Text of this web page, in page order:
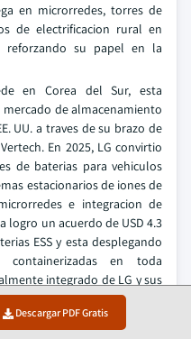
Descargar PDF Gratis
en microrredes, torres de
de electrificacion rural en
reforzando su papel en la
en Corea del Sur, esta
de almacenamiento
UU. a traves de su brazo de
En 2025, LG convirtio
de baterias para vehiculos
estacionarios de iones de
e integracion de
logro un acuerdo de USD 4.3
ESS y esta desplegando
containerizadas en toda
integrado de LG y sus
soluciones escalables
comercial e industrial,